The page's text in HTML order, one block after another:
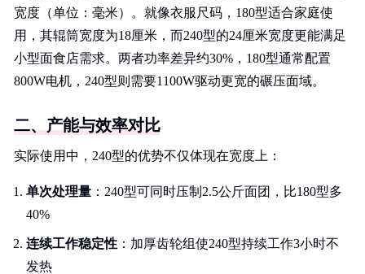
宽度（单位：毫米）。就像衣服尺码，180型适合家庭使
用，其辊筒宽度为18厘米，而240型的24厘米宽度更能满足
小型面食店需求。两者功率差异约30%，180型通常配置
800W电机，240型则需要1100W驱动更宽的碾压面域。
二、产能与效率对比
实际使用中，240型的优势不仅体现在宽度上：
单次处理量 ：240型可同时压制2.5公斤面团，比180型多
40%
连续工作稳定性 ：加厚齿轮组使240型持续工作3小时不
发热